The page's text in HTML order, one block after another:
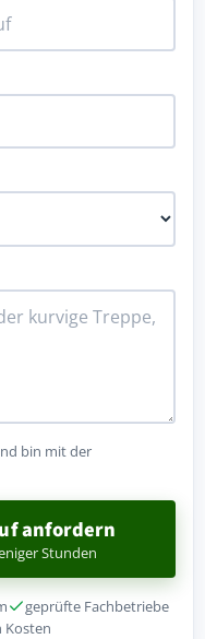
bin mit der
anfordern
Stunden
geprüfte Fachbetriebe
Kosten